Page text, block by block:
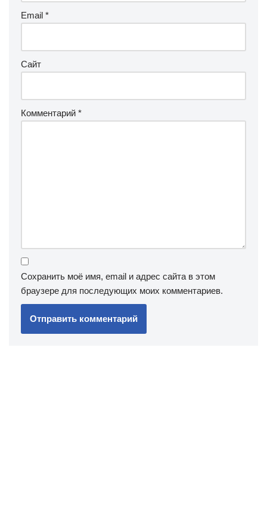
Email *
Сайт
Комментарий *
Сохранить моё имя, email и адрес сайта в этом
браузере для последующих моих комментариев.